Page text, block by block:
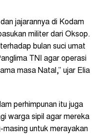
jajarannya di Kodam
militer dari Oksop.
bulan suci umat
TNI agar operasi
masa Natal,” ujar Elia
perhimpunan itu juga
warga sipil agar mereka
untuk merayakan